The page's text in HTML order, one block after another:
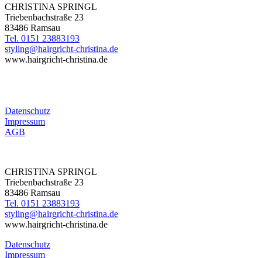
CHRISTINA SPRINGL
Triebenbachstraße 23
83486 Ramsau
Tel. 0151 23883193
styling@hairgricht-christina.de
www.hairgricht-christina.de
Datenschutz
Impressum
AGB
CHRISTINA SPRINGL
Triebenbachstraße 23
83486 Ramsau
Tel. 0151 23883193
styling@hairgricht-christina.de
www.hairgricht-christina.de
Datenschutz
Impressum